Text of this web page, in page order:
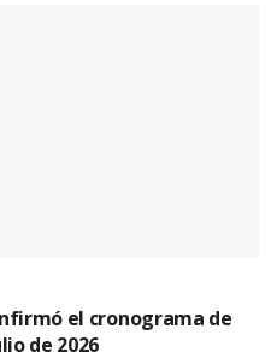
el cronograma de
de 2026